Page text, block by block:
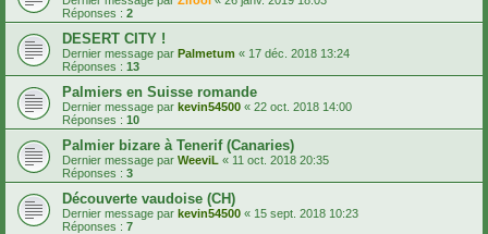
Réponses : 2
DESERT CITY !
Dernier message par Palmetum « 17 déc. 2018 13:24
Réponses : 13
Palmiers en Suisse romande
Dernier message par kevin54500 « 22 oct. 2018 14:00
Réponses : 10
Palmier bizare à Tenerif (Canaries)
Dernier message par WeeviL « 11 oct. 2018 20:35
Réponses : 3
Découverte vaudoise (CH)
Dernier message par kevin54500 « 15 sept. 2018 10:23
Réponses : 7